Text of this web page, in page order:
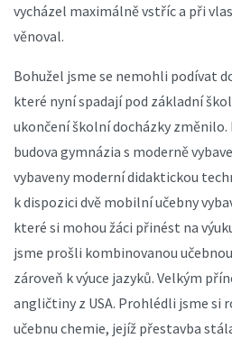
vycházel maximálně vstříc a při
věnoval.
Bohužel jsme se nemohli podívat
které nyní spadají pod základní
ukončení školní docházky změnilo.
budova gymnázia s moderně
vybaveny moderní didaktickou
k dispozici dvě mobilní učebny
které si mohou žáci přinést na
jsme prošli kombinovanou
zároveň k výuce jazyků. Velkým
angličtiny z USA. Prohlédli jsme si
učebnu chemie, jejíž přestavba